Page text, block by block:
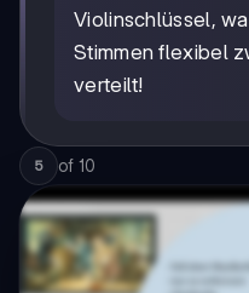
Violinschlüssel,
Stimmen flexibel
verteilt!
5 of 10